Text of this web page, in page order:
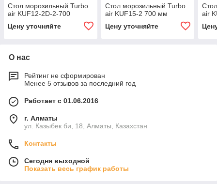
Стол морозильный Turbo
air KUF12-2D-2-700
Цену уточняйте
Стол морозильный Turbo
air KUF15-2 700 мм
Цену уточняйте
air
О нас
Рейтинг не сформирован
Менее 5 отзывов за последний год
Работает с 01.06.2016
г. Алматы
ул. Казыбек би, 18, Алматы, Казахстан
Контакты
Сегодня выходной
Показать весь график работы